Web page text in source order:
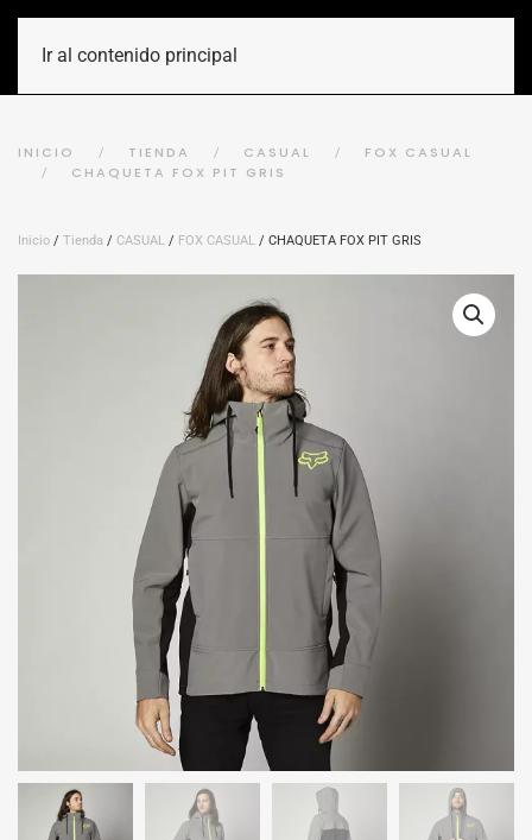
Ir al contenido principal
INICIO TIENDA CASUAL
FOX CASUAL
CHAQUETA FOX PIT GRIS
Inicio / Tienda / CASUAL / FOX CASUAL / CHAQUETA FOX PIT GRIS